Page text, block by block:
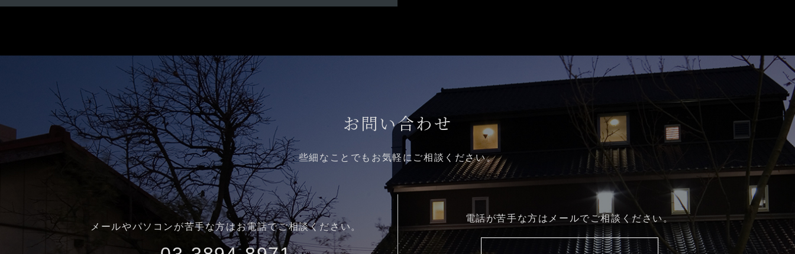
お問い合わせ
些細なことでもお気軽にご相談ください。
メールやパソコンが苦手な方はお電話でご相談ください。
電話が苦手な方はメールでご相談ください。